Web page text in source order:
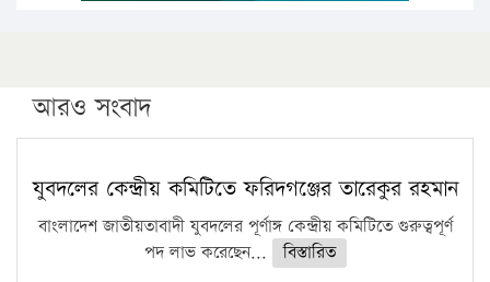
আরও সংবাদ
যুবদলের কেন্দ্রীয় কমিটিতে ফরিদগঞ্জের তারেকুর রহমান
বাংলাদেশ জাতীয়তাবাদী যুবদলের পূর্ণাঙ্গ কেন্দ্রীয় কমিটিতে গুরুত্বপূর্ণ
পদ লাভ করেছেন...
বিস্তারিত